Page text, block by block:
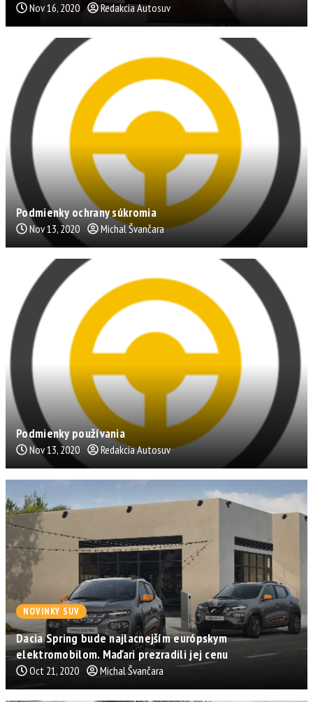
Nov 16, 2020 Redakcia Autosuv
Podmienky ochrany súkromia
Nov 13, 2020 Michal Švančara
Podmienky používania
Nov 13, 2020 Redakcia Autosuv
NOVINKY SUV
Dacia Spring bude najlacnejším európskym
elektromobilom. Maďari prezradili jej cenu
Oct 21, 2020 Michal Švančara